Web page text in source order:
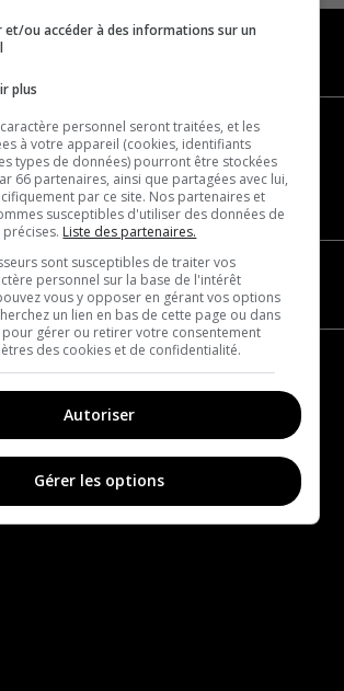
et/ou accéder à des informations sur un
plus
personnel seront traitées, et les
à votre appareil (cookies, identifiants
types de données) pourront être stockées
66 partenaires, ainsi que partagées avec lui,
par ce site. Nos partenaires et
susceptibles d'utiliser des données de
Liste des partenaires.
sont susceptibles de traiter vos
personnel sur la base de l'intérêt
vous y opposer en gérant vos options
un lien en bas de cette page ou dans
pour gérer ou retirer votre consentement
des cookies et de confidentialité.
Autoriser
Gérer les options